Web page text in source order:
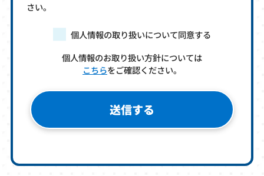
さい。
個人情報の取り扱いについて同意する
個人情報のお取り扱い方針については
こちらをご確認ください。